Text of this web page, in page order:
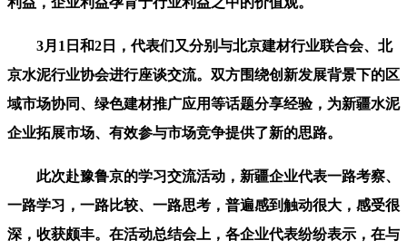
3月1日和2日，代表们又分别与北京建材行业联合会、北
京水泥行业协会进行座谈交流。双方围绕创新发展背景下的区
域市场协同、绿色建材推广应用等话题分享经验，为新疆水泥
企业拓展市场、有效参与市场竞争提供了新的思路。
此次赴豫鲁京的学习交流活动，新疆企业代表一路考察、
一路学习，一路比较、一路思考，普遍感到触动很大，感受很
深，收获颇丰。在活动总结会上，各企业代表纷纷表示，在与